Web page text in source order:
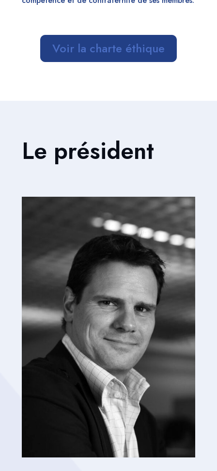
Voir la charte éthique
Le président